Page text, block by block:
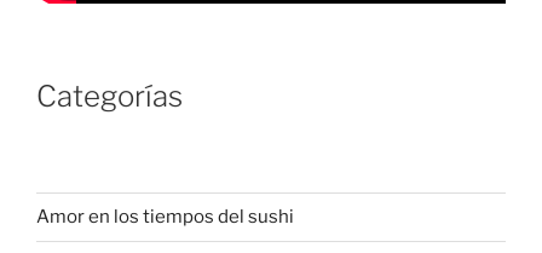
Categorías
Amor en los tiempos del sushi